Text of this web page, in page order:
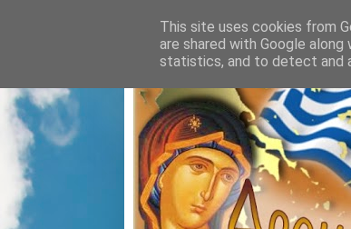
This site uses cookies from
are shared with Google
statistics, and to detect and